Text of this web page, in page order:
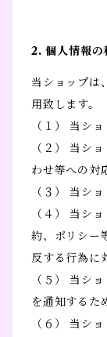
2. 個人情報の
当ショップは
用致します。
（１） 当シ
（２） 当シ
わせ等への対
（３） 当シ
（４） 当シ
約、ポリシー
反する行為に
（５） 当シ
を通知するた
（６） 当シ